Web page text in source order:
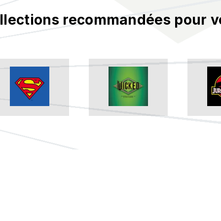
recommandées pour